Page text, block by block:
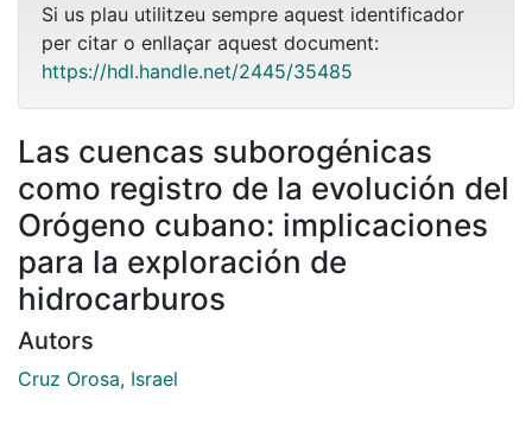
Si us plau utilitzeu sempre aquest identificador
per citar o enllaçar aquest document:
https://hdl.handle.net/2445/35485
Las cuencas suborogénicas
como registro de la evolución del
Orógeno cubano: implicaciones
para la exploración de
hidrocarburos
Autors
Cruz Orosa, Israel